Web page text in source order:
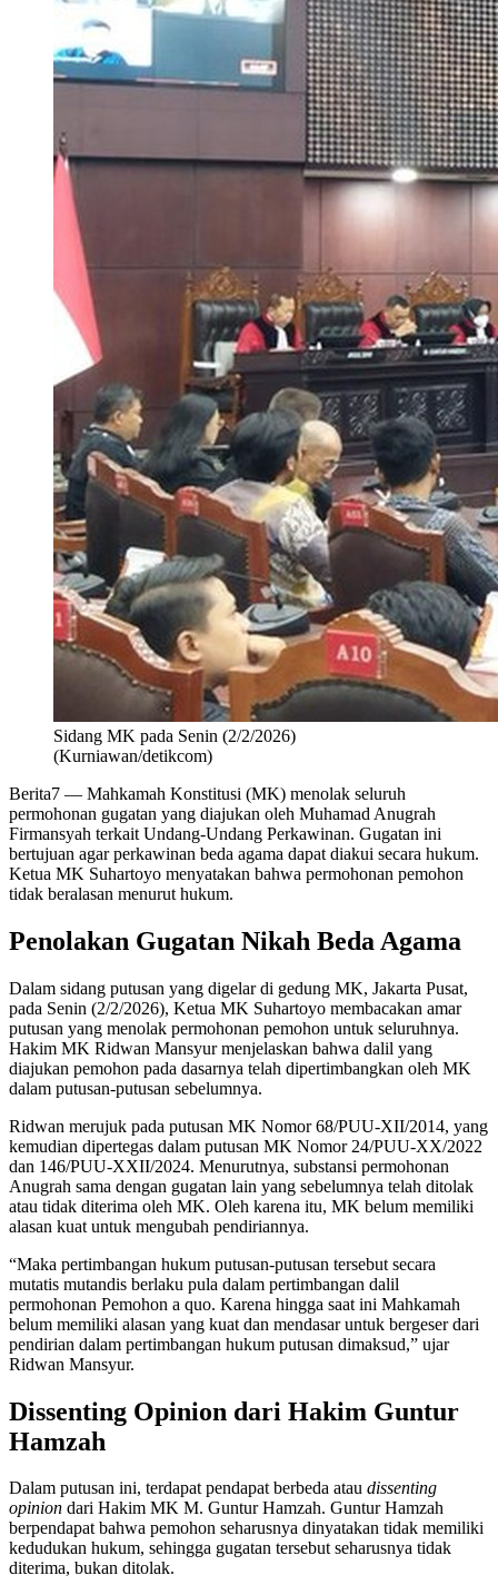
Sidang MK pada Senin (2/2/2026)
(Kurniawan/detikcom)
Berita7 — Mahkamah Konstitusi (MK) menolak seluruh
permohonan gugatan yang diajukan oleh Muhamad Anugrah
Firmansyah terkait Undang-Undang Perkawinan. Gugatan ini
bertujuan agar perkawinan beda agama dapat diakui secara hukum.
Ketua MK Suhartoyo menyatakan bahwa permohonan pemohon
tidak beralasan menurut hukum.
Penolakan Gugatan Nikah Beda Agama
Dalam sidang putusan yang digelar di gedung MK, Jakarta Pusat,
pada Senin (2/2/2026), Ketua MK Suhartoyo membacakan amar
putusan yang menolak permohonan pemohon untuk seluruhnya.
Hakim MK Ridwan Mansyur menjelaskan bahwa dalil yang
diajukan pemohon pada dasarnya telah dipertimbangkan oleh MK
dalam putusan-putusan sebelumnya.
Ridwan merujuk pada putusan MK Nomor 68/PUU-XII/2014, yang
kemudian dipertegas dalam putusan MK Nomor 24/PUU-XX/2022
dan 146/PUU-XXII/2024. Menurutnya, substansi permohonan
Anugrah sama dengan gugatan lain yang sebelumnya telah ditolak
atau tidak diterima oleh MK. Oleh karena itu, MK belum memiliki
alasan kuat untuk mengubah pendiriannya.
“Maka pertimbangan hukum putusan-putusan tersebut secara
mutatis mutandis berlaku pula dalam pertimbangan dalil
permohonan Pemohon a quo. Karena hingga saat ini Mahkamah
belum memiliki alasan yang kuat dan mendasar untuk bergeser dari
pendirian dalam pertimbangan hukum putusan dimaksud,” ujar
Ridwan Mansyur.
Dissenting Opinion dari Hakim Guntur
Hamzah
Dalam putusan ini, terdapat pendapat berbeda atau dissenting
opinion dari Hakim MK M. Guntur Hamzah. Guntur Hamzah
berpendapat bahwa pemohon seharusnya dinyatakan tidak memiliki
kedudukan hukum, sehingga gugatan tersebut seharusnya tidak
diterima, bukan ditolak.